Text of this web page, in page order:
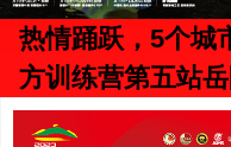
热情踊跃，5个城
方训练营第五站